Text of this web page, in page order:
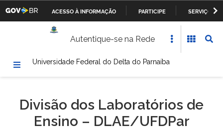
PARA
CONTEÚDO
ACESSO À INFORMAÇÃO PARTICIPE
SERVIÇOS
Ministério da Defesa
Ministério da Fazenda
Autentique-se na Rede
Universidade Federal do Delta do Parnaíba
Divisão dos Laboratórios de
Ensino – DLAE/UFDPar